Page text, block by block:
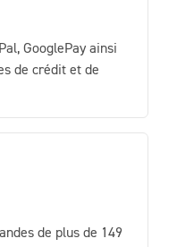
GooglePay ainsi
de crédit et de
de plus de 149